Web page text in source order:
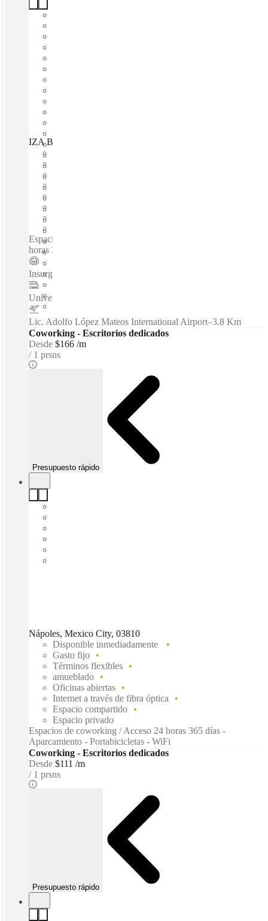
IZA BC Insurgentes Sur 1431, Mexico City, 03920
Espacios de coworking / Salas de Reuniones - Acceso 24
horas 365 días
Insurgentes Sur
Universidad
Lic. Adolfo López Mateos International Airport–3.8 Km
Coworking - Escritorios dedicados
Desde $166 /m
1 prsns
Presupuesto rápido
Nápoles, Mexico City, 03810
Disponible inmediadamente
Gasto fijo
Términos flexibles
amueblado
Oficinas abiertas
Internet a través de fibra óptica
Espacio compartido
Espacio privado
Espacios de coworking / Acceso 24 horas 365 días -
Aparcamiento - Portabicicletas - WiFi
Coworking - Escritorios dedicados
Desde $111 /m
1 prsns
Presupuesto rápido